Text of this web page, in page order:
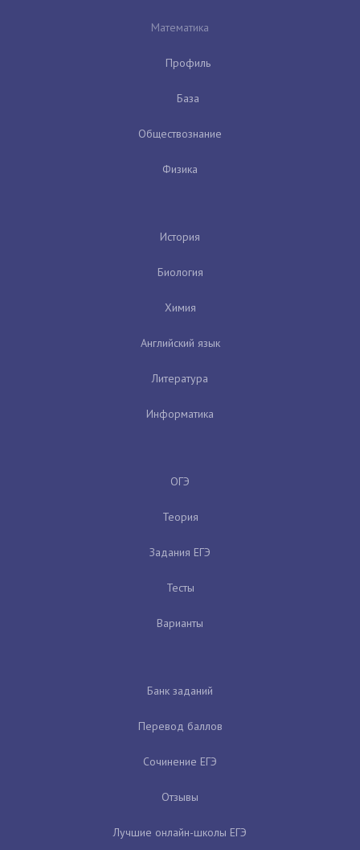
Математика
Профиль
База
Обществознание
Физика
История
Биология
Химия
Английский язык
Литература
Информатика
ОГЭ
Теория
Задания ЕГЭ
Тесты
Варианты
Банк заданий
Перевод баллов
Сочинение ЕГЭ
Отзывы
Лучшие онлайн-школы ЕГЭ